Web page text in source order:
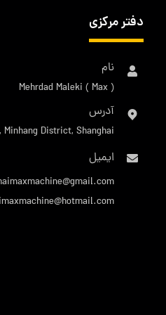
دفتر مرکزی
نام
Mehrdad Maleki ( Max )
آدرس
Minhang District, Shanghai
ایمیل